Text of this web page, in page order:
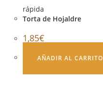
rápida
Torta de Hojaldre
1,85€
AÑADIR AL CARRITO